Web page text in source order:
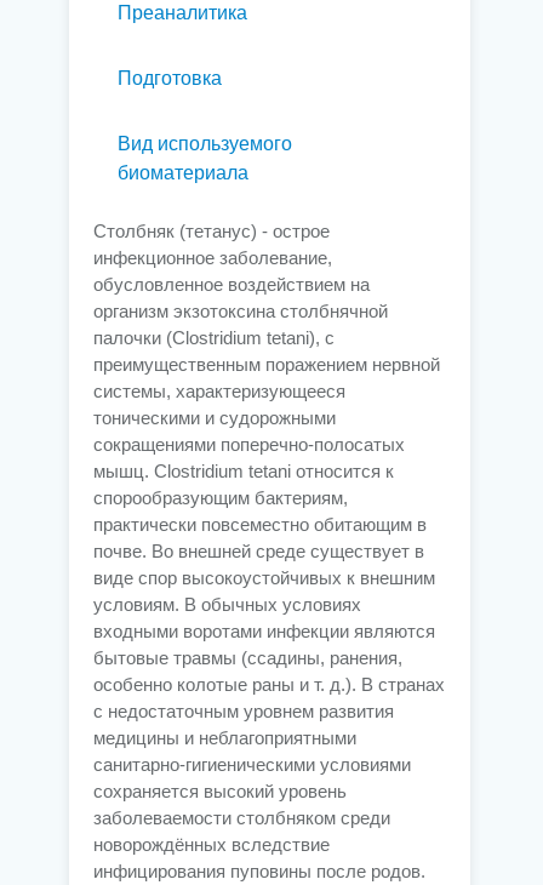
Преаналитика
Подготовка
Вид используемого
биоматериала
Столбняк (тетанус) - острое
инфекционное заболевание,
обусловленное воздействием на
организм экзотоксина столбнячной
палочки (Clostridium tetani), с
преимущественным поражением нервной
системы, характеризующееся
тоническими и судорожными
сокращениями поперечно-полосатых
мышц. Clostridium tetani относится к
спорообразующим бактериям,
практически повсеместно обитающим в
почве. Во внешней среде существует в
виде спор высокоустойчивых к внешним
условиям. В обычных условиях
входными воротами инфекции являются
бытовые травмы (ссадины, ранения,
особенно колотые раны и т. д.). В странах
с недостаточным уровнем развития
медицины и неблагоприятными
санитарно-гигиеническими условиями
сохраняется высокий уровень
заболеваемости столбняком среди
новорождённых вследствие
инфицирования пуповины после родов.